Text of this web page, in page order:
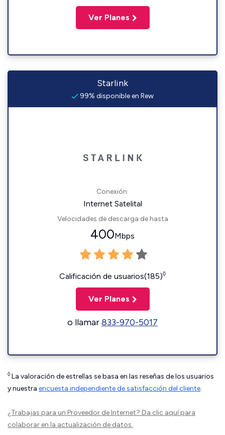
Ver Planes
Starlink
99% disponible en Rew
Conexión:
Internet Satelital
Velocidades de descarga de hasta
400Mbps
Calificación de usuarios(185)◊
Ver Planes
o llamar833-970-5017
◊ La valoración de estrellas se basa en las reseñas de los usuarios
y nuestra encuesta independiente de satisfacción del cliente.
¿Trabajas para un Proveedor de Internet? Da clic aquípara
colaborar en la actualización de datos.